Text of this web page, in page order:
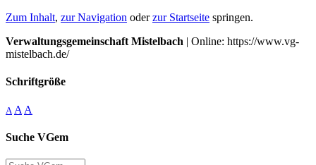
Zum Inhalt, zur Navigation oderzur Startseite springen.
Verwaltungsgemeinschaft Mistelbach | Online: https://www.vg-
mistelbach.de/
Schriftgröße
A A A
Suche VGem